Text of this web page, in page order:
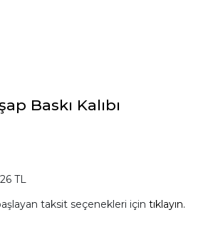
Baskı Kalıbı
TL
taksit seçenekleri için tıklayın.